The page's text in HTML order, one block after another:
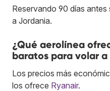
Reservando 90 días
a Jordania.
¿Qué aerolínea
baratos para volar
Los precios más
los ofrece Ryanair.